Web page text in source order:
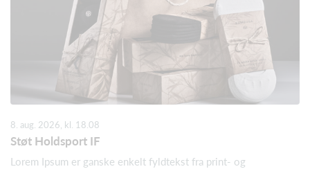
8. aug. 2026, kl. 18.08
Støt Holdsport IF
Lorem Ipsum er ganske enkelt fyldtekst fra print- og